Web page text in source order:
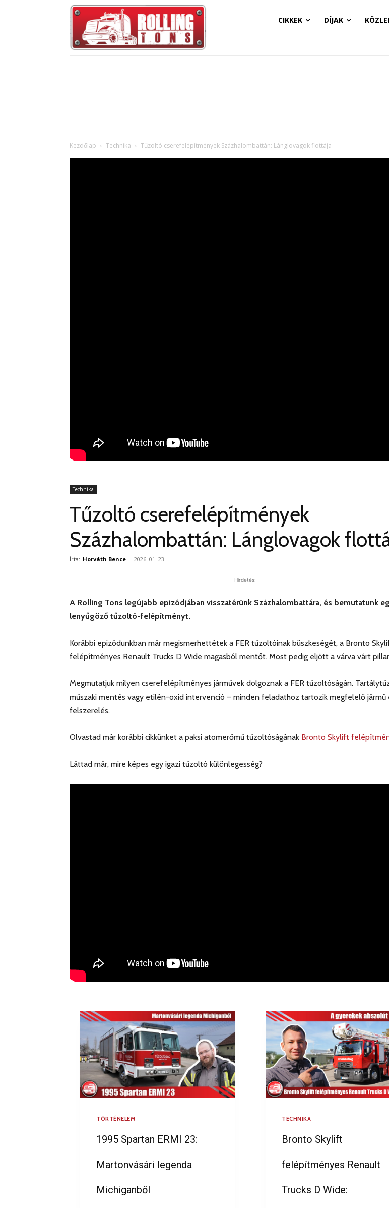
CIKKEK DÍJAK
Kezdőlap Technika Tűzoltó cserefelépítmények Százhalombattán: Lánglovagok flottája
Technika
Tűzoltó cserefelépítmények
Százhalombattán: Lánglovagok
Írta: Horváth Bence - 2026. 01. 23.
Hirdetés:
A Rolling Tons legújabb epizódjában visszatérünk Százhalombattára, és bemutatunk
lenyűgöző tűzoltó-felépítményt.
Korábbi epizódunkban már megismerhettétek a FER tűzoltóinak büszkeségét, a Bronto
felépítményes Renault Trucks D Wide magasból mentőt. Most pedig eljött a várva várt
Megmutatjuk milyen cserefelépítményes járművek dolgoznak a FER tűzoltóságán.
műszaki mentés vagy etilén-oxid intervenció – minden feladathoz tartozik megfelelő jármű
felszerelés.
Olvastad már korábbi cikkünket a paksi atomerőmű tűzoltóságának Bronto Skylift
Láttad már, mire képes egy igazi tűzoltó különlegesség?
TÖRTÉNELEM
1995 Spartan ERMI 23:
Martonvásári legenda
Michiganből
TECHNIKA
Bronto Skylift
felépítményes Renault
Trucks D Wide: